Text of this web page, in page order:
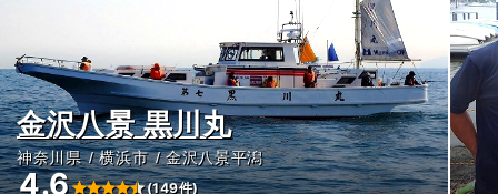
金沢八景 黒川丸
神奈川県 横浜市 金沢八景平潟
4.6 (149件)